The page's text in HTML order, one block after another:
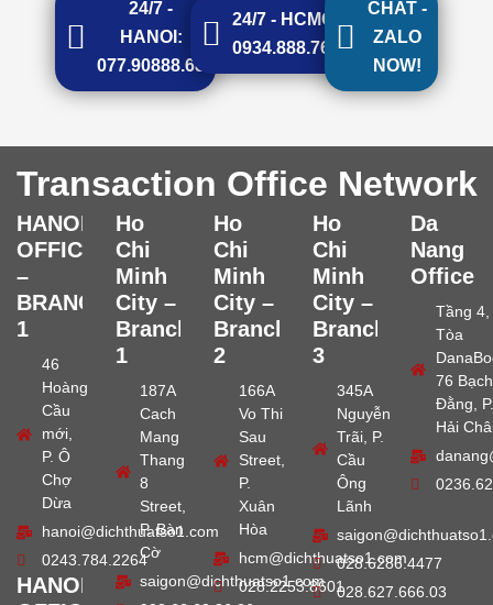
24/7 -
HANOI:
077.90888.68
24/7 - HCMC:
0934.888.768
CHAT -
ZALO
NOW!
Transaction Office Network
HANOI
OFFICE
–
BRANCH
1
46
Hoàng
Cầu
mới,
P. Ô
Chợ
Dừa
hanoi@dichthuatso1.com
0243.784.2264
HANOI
Ho
Chi
Minh
City –
Branch
1
187A
Cach
Mang
Thang
8
Street,
P. Bàn
Cờ
saigon@dichthuatso1.com
Ho
Chi
Minh
City –
Branch
2
166A
Vo Thi
Sau
Street,
P.
Xuân
Hòa
hcm@dichthuatso1.com
028.2253.8601
Ho
Chi
Minh
City –
Branch
3
345A
Nguyễn
Trãi, P.
Cầu
Ông
Lãnh
028.6286.4477
028.627.666.03
Da
Nang
Office
Tầng 4,
Tòa
76 Bạch
Đằng, P.
Hải